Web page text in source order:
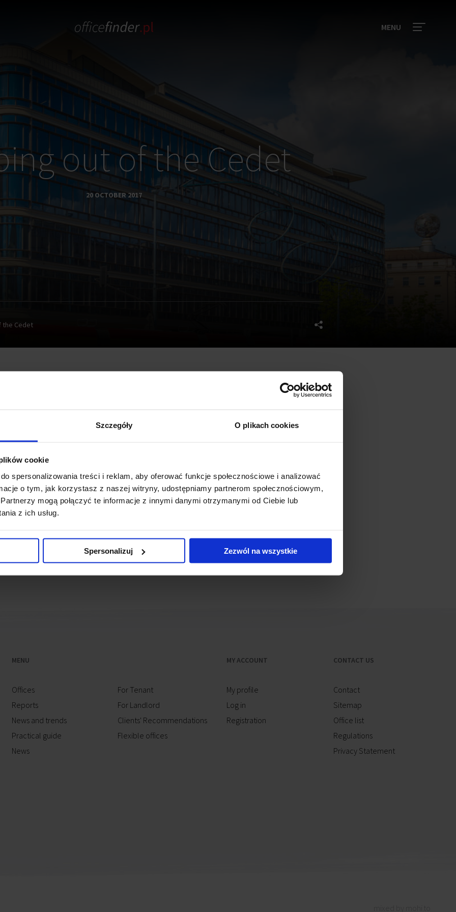
Szczegóły O plikach cookies
cookie
spersonalizowania treści i reklam, aby oferować funkcje społecznościowe i analizować
o tym, jak korzystasz z naszej witryny, udostępniamy partnerom społecznościowym,
mogą połączyć te informacje z innymi danymi otrzymanymi od Ciebie lub
z ich usług.
Spersonalizuj Zezwól na wszystkie
MENU
out of the Cedet
20 OCTOBER 2017
the Cedet
. Central Department Store, built in the fifties of
after the fire in 1975.
to rent. The commision is scheduled for the turn of Q1 and Q2 of 2018.
in progress
(14 May 2015)
MENU
Offices
Reports
News and trends
Practical guide
News
For Tenant
For Landlord
Clients' Recommendations
Flexible offices
MY ACCOUNT
My profile
Log in
Registration
CONTACT US
Contact
Sitemap
Office list
Regulations
Privacy Statement